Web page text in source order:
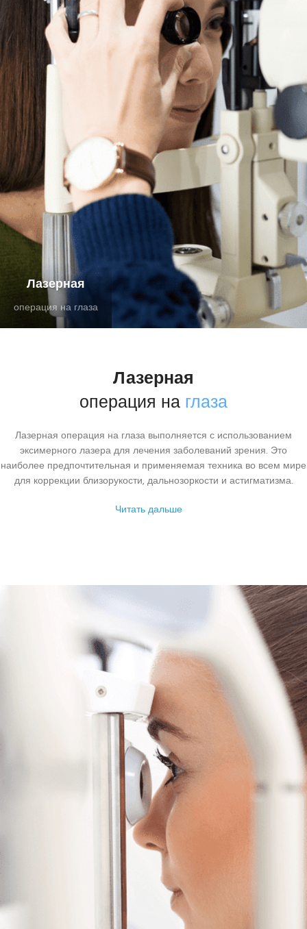
Лазерная
операция на глаза
Лазерная
операция на глаза
Лазерная операция на глаза выполняется с использованием
эксимерного лазера для лечения заболеваний зрения. Это
наиболее предпочтительная и применяемая техника во всем мире
для коррекции близорукости, дальнозоркости и астигматизма.
Читать дальше